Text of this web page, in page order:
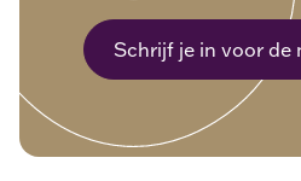
Schrijf je in voor de